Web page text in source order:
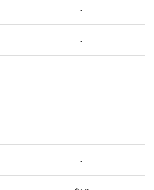
-
-
-
-